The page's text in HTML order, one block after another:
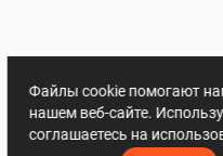
Файлы cookie помогают
нашем веб-сайте.
соглашаетесь на